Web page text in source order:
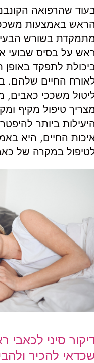
שהרפואה
באמצעות
בשורש
על בסיס שבועי
לתפקד באופן
החיים שלהם.
משככי
טיפול מקיף
ביותר
החיים, היא
במקרה של
סיני לכאבי
להכיר